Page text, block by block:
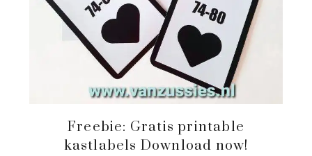
Freebie: Gratis printable
kastlabels Download now!